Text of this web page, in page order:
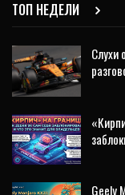
ТОП НЕДЕЛИ
Слухи
Geely